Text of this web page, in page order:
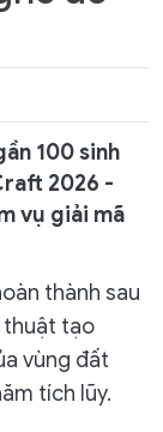
100 sinh
2026 -
vụ giải mã
thành sau
thuật tạo
vùng đất
tích lũy.